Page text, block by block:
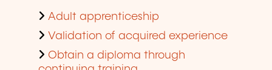
Adult apprenticeship
Validation of acquired experience
Obtain a diploma through